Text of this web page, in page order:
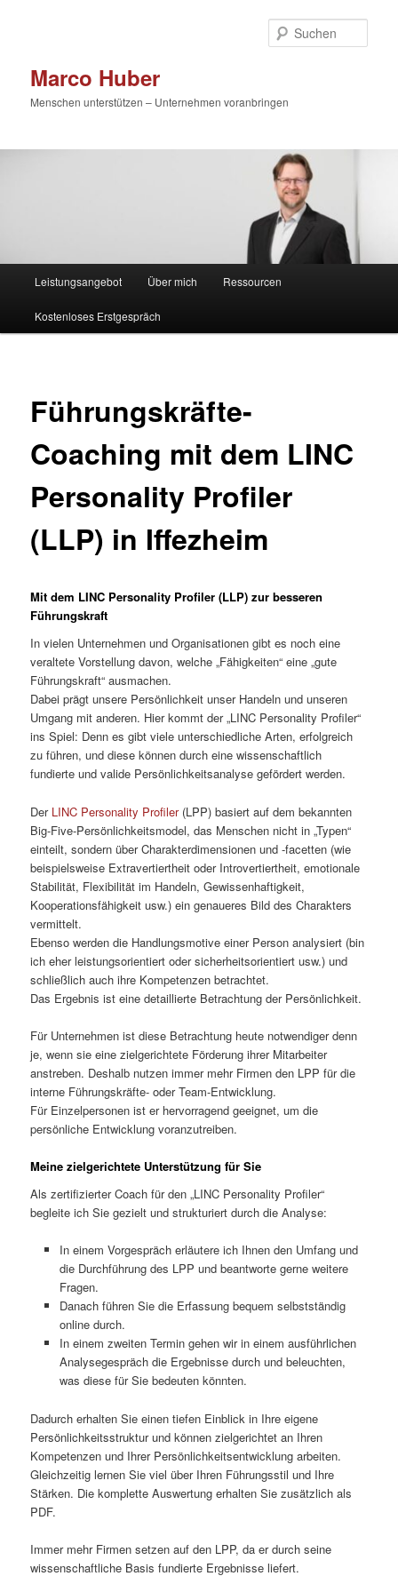
Marco Huber
Menschen unterstützen – Unternehmen voranbringen
Leistungsangebot Über mich Ressourcen
Kostenloses Erstgespräch
Führungskräfte-
Coaching mit dem LINC
Personality Profiler
(LLP) in Iffezheim
Mit dem LINC Personality Profiler (LLP) zur besseren
Führungskraft
In vielen Unternehmen und Organisationen gibt es noch eine
veraltete Vorstellung davon, welche „Fähigkeiten“ eine „gute
Führungskraft“ ausmachen.
Dabei prägt unsere Persönlichkeit unser Handeln und unseren
Umgang mit anderen. Hier kommt der „LINC Personality Profiler“
ins Spiel: Denn es gibt viele unterschiedliche Arten, erfolgreich
zu führen, und diese können durch eine wissenschaftlich
fundierte und valide Persönlichkeitsanalyse gefördert werden.
Der LINC Personality Profiler(LPP) basiert auf dem bekannten
Big-Five-Persönlichkeitsmodel, das Menschen nicht in „Typen“
einteilt, sondern über Charakterdimensionen und -facetten (wie
beispielsweise Extravertiertheit oder Introvertiertheit, emotionale
Stabilität, Flexibilität im Handeln, Gewissenhaftigkeit,
Kooperationsfähigkeit usw.) ein genaueres Bild des Charakters
vermittelt.
Ebenso werden die Handlungsmotive einer Person analysiert (bin
ich eher leistungsorientiert oder sicherheitsorientiert usw.) und
schließlich auch ihre Kompetenzen betrachtet.
Das Ergebnis ist eine detaillierte Betrachtung der Persönlichkeit.
Für Unternehmen ist diese Betrachtung heute notwendiger denn
je, wenn sie eine zielgerichtete Förderung ihrer Mitarbeiter
anstreben. Deshalb nutzen immer mehr Firmen den LPP für die
interne Führungskräfte- oder Team-Entwicklung.
Für Einzelpersonen ist er hervorragend geeignet, um die
persönliche Entwicklung voranzutreiben.
Meine zielgerichtete Unterstützung für Sie
Als zertifizierter Coach für den „LINC Personality Profiler“
begleite ich Sie gezielt und strukturiert durch die Analyse:
In einem Vorgespräch erläutere ich Ihnen den Umfang und
die Durchführung des LPP und beantworte gerne weitere
Fragen.
Danach führen Sie die Erfassung bequem selbstständig
online durch.
In einem zweiten Termin gehen wir in einem ausführlichen
Analysegespräch die Ergebnisse durch und beleuchten,
was diese für Sie bedeuten könnten.
Dadurch erhalten Sie einen tiefen Einblick in Ihre eigene
Persönlichkeitsstruktur und können zielgerichtet an Ihren
Kompetenzen und Ihrer Persönlichkeitsentwicklung arbeiten.
Gleichzeitig lernen Sie viel über Ihren Führungsstil und Ihre
Stärken. Die komplette Auswertung erhalten Sie zusätzlich als
PDF.
Immer mehr Firmen setzen auf den LPP, da er durch seine
wissenschaftliche Basis fundierte Ergebnisse liefert.